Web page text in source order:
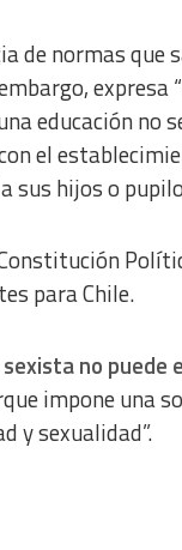
de normas que
expresa
educación no
el
sus hijos o
para Chile.
no puede
impone una
y sexualidad”.